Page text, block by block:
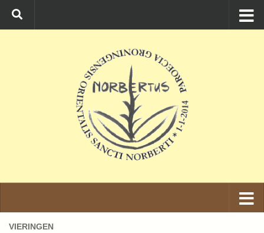
Ga naar de inhoud
VIERINGEN